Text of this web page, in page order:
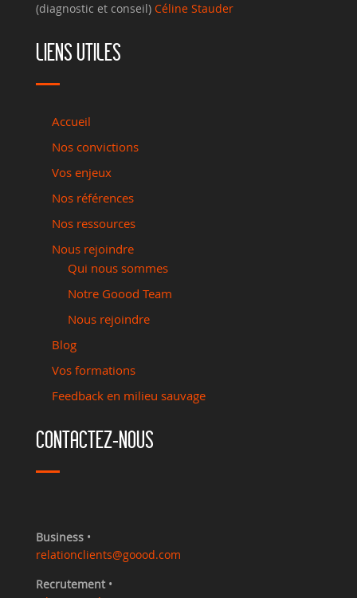
(diagnostic et conseil) Céline Stauder
LIENS UTILES
Accueil
Nos convictions
Vos enjeux
Nos références
Nos ressources
Nous rejoindre
Qui nous sommes
Notre Goood Team
Nous rejoindre
Blog
Vos formations
Feedback en milieu sauvage
CONTACTEZ-NOUS
Business •
relationclients@goood.com
Recrutement •